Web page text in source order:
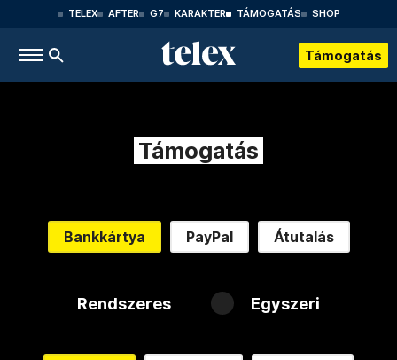
TELEX AFTER G7 KARAKTER TÁMOGATÁS SHOP
Támogatás
Támogatás
Bankkártya PayPal Átutalás
Rendszeres Egyszeri